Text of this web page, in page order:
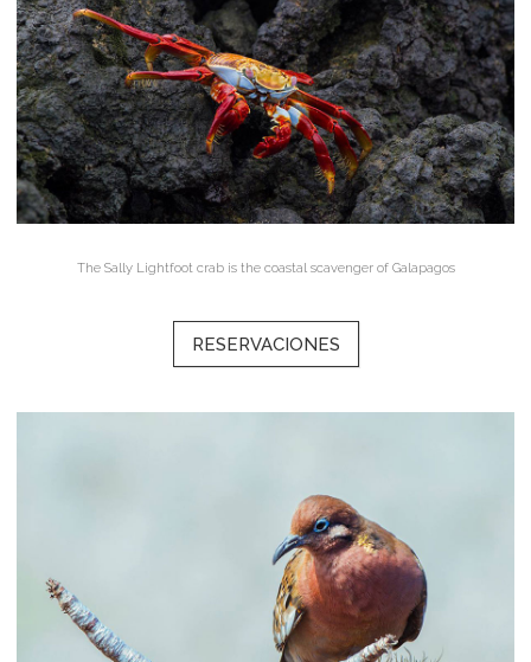
The Sally Lightfoot crab is the coastal scavenger of Galapagos
RESERVACIONES